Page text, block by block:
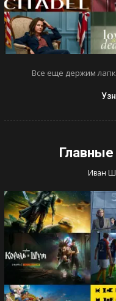
Все еще держим
Иван